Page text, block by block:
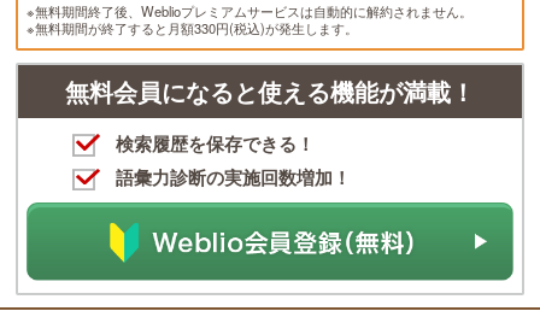
※無料期間終了後、Weblioプレミアムサービスは自動的に解約されません。
※無料期間が終了すると月額330円(税込)が発生します。
無料会員になると使える機能が満載！
検索履歴を保存できる！
語彙力診断の実施回数増加！